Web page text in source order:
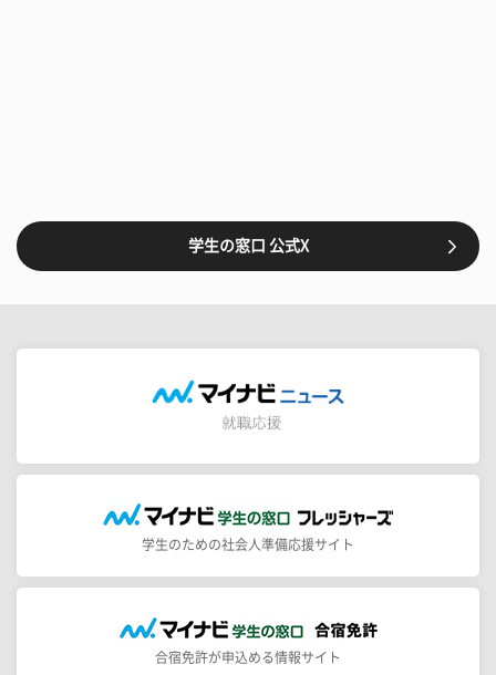
学生の窓口 公式X
学生のための社会人準備応援サイト
合宿免許が申込める情報サイト